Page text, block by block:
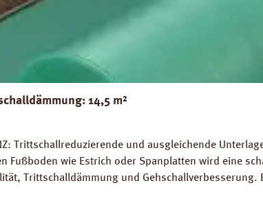
14,5 m²
Trittschallreduzierende und ausgleichende
Fußboden wie Estrich oder Spanplatten wird eine
Trittschalldämmung und
auf Warmwasser-Fussbodenheizungen geeignet.